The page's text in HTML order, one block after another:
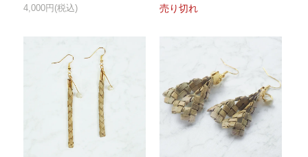
4,000円(税込) 売り切れ